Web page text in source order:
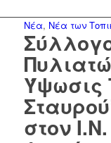
Νέα, Νέα των
Ύψωσις
στον